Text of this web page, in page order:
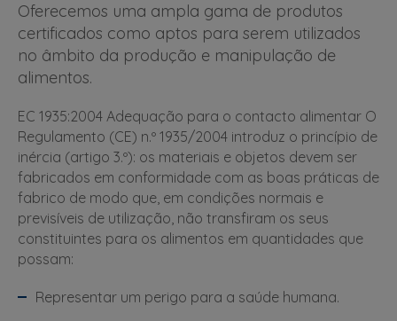
Oferecemos uma ampla gama de produtos
certificados como aptos para serem utilizados
no âmbito da produção e manipulação de
alimentos.
EC 1935:2004 Adequação para o contacto alimentar O
Regulamento (CE) n.º 1935/2004 introduz o princípio de
inércia (artigo 3.º): os materiais e objetos devem ser
fabricados em conformidade com as boas práticas de
fabrico de modo que, em condições normais e
previsíveis de utilização, não transfiram os seus
constituintes para os alimentos em quantidades que
possam:
Representar um perigo para a saúde humana.